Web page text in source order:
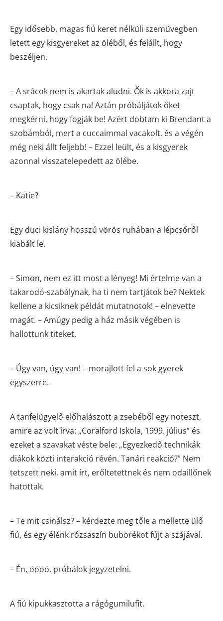
Egy idősebb, magas fiú keret nélküli szemüvegben
letett egy kisgyereket az öléből, és felállt, hogy
beszéljen.
– A srácok nem is akartak aludni. Ők is akkora zajt
csaptak, hogy csak na! Aztán próbáljátok őket
megkérni, hogy fogják be! Azért dobtam ki Brendant a
szobámból, mert a cuccaimmal vacakolt, és a végén
még neki állt feljebb! – Ezzel leült, és a kisgyerek
azonnal visszatelepedett az ölébe.
– Katie?
Egy duci kislány hosszú vörös ruhában a lépcsőről
kiabált le.
– Simon, nem ez itt most a lényeg! Mi értelme van a
takarodó-szabálynak, ha ti nem tartjátok be? Nektek
kellene a kicsiknek példát mutatnotok! – elnevette
magát. – Amúgy pedig a ház másik végében is
hallottunk titeket.
– Úgy van, úgy van! – morajlott fel a sok gyerek
egyszerre.
A tanfelügyelő előhalászott a zsebéből egy noteszt,
amire az volt írva: „Coralford Iskola, 1999. július” és
ezeket a szavakat véste bele: „Egyezkedő technikák
diákok közti interakció révén. Tanári reakció?” Nem
tetszett neki, amit írt, erőltetettnek és nem odaillőnek
hatottak.
– Te mit csinálsz? – kérdezte meg tőle a mellette ülő
fiú, és egy élénk rózsaszín buborékot fújt a szájával.
– Én, öööö, próbálok jegyzetelni.
A fiú kipukkasztotta a rágógumilufit.